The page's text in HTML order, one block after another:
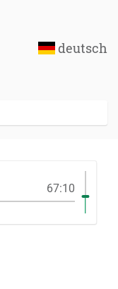
deutsch
67:10